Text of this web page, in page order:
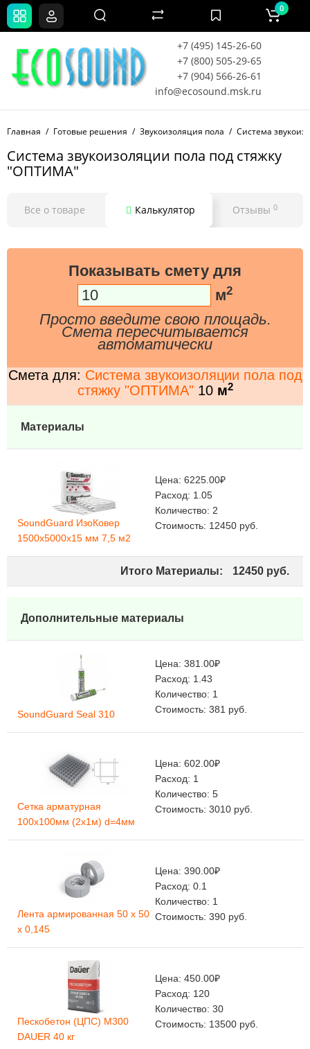
+7 (495) 145-26-60
+7 (800) 505-29-65
+7 (904) 566-26-61
info@ecosound.msk.ru
0
Главная Готовые решения Звукоизоляция пола Система
Система звукоизоляции пола под стяжку
"ОПТИМА"
Все о товаре Калькулятор Отзывы 0
Показывать смету для
м2
Просто введите свою площадь.
Смета пересчитывается
автоматически
Смета для: Система звукоизоляции пола под
стяжку "ОПТИМА" 10 м2
Материалы
SoundGuard ИзоКовер
1500x5000x15 мм 7,5 м2
Цена: 6225.00₽
Расход: 1.05
Количество: 2
Стоимость: 12450 руб.
Итого Материалы: 12450 руб.
Дополнительные материалы
SoundGuard Seal 310
Цена: 381.00₽
Расход: 1.43
Количество: 1
Стоимость: 381 руб.
Сетка арматурная
100х100мм (2х1м) d=4мм
Цена: 602.00₽
Расход: 1
Количество: 5
Стоимость: 3010 руб.
Лента армированная 50 х 50
х 0,145
Цена: 390.00₽
Расход: 0.1
Количество: 1
Стоимость: 390 руб.
Пескобетон (ЦПС) М300
DAUER 40 кг
Цена: 450.00₽
Расход: 120
Количество: 30
Стоимость: 13500 руб.